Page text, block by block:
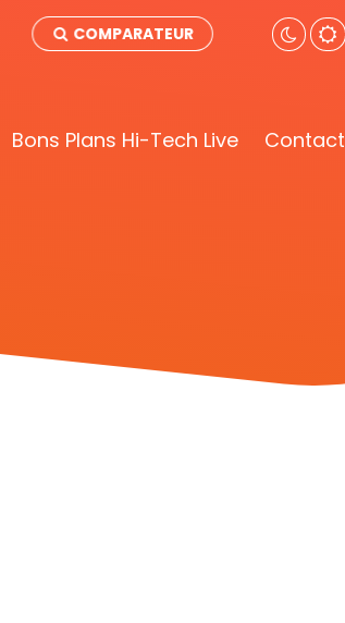
COMPARATEUR
Bons Plans Hi-Tech Live Contact